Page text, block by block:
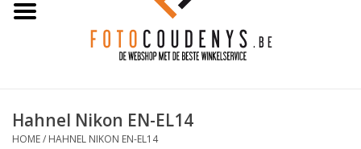
PROMO
Hahnel Nikon EN-EL14
HOME/ HAHNEL NIKON EN-EL14